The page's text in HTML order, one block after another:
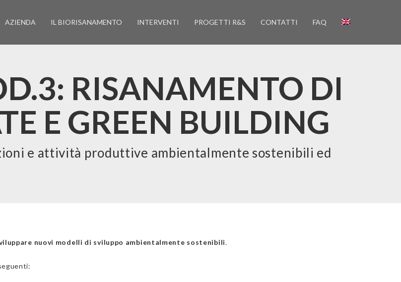
AZIENDA IL BIORISANAMENTO INTERVENTI PROGETTI R&S CONTATTI FAQ
RISANAMENTO DI
E GREEN BUILDING
e attività produttive ambientalmente sostenibili ed
nuovi modelli di sviluppo ambientalmente sostenibili.